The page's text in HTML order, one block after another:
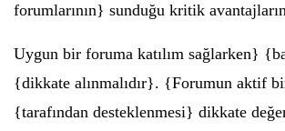
forumlarının} sunduğu kritik
Uygun bir foruma katılım sağlarken}
{dikkate alınmalıdır}. {Forumun aktif
{tarafından desteklenmesi} dikkate